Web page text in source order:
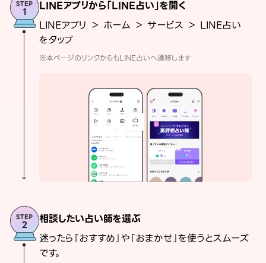
LINEアプリから「LINE占い」を開く
LINEアプリ ＞ ホーム ＞ サービス ＞ LINE占い
をタップ
※本ページのリンクからもLINE占いへ遷移します
相談したい占い師を選ぶ
迷ったら「おすすめ」や「おまかせ」を使うとスムーズ
です。